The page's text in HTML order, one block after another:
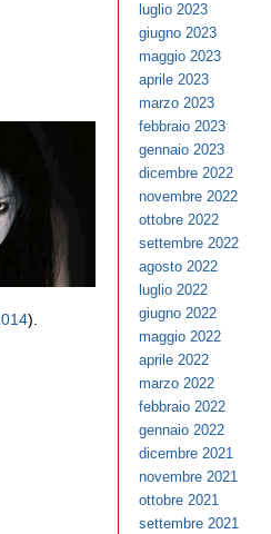
).
luglio 2023
giugno 2023
maggio 2023
aprile 2023
marzo 2023
febbraio 2023
gennaio 2023
dicembre 2022
novembre 2022
ottobre 2022
settembre 2022
agosto 2022
luglio 2022
giugno 2022
maggio 2022
aprile 2022
marzo 2022
febbraio 2022
gennaio 2022
dicembre 2021
novembre 2021
ottobre 2021
settembre 2021